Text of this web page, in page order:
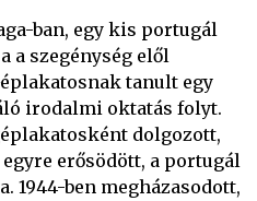
ban, egy kis portugál
a szegénység elől
tanult egy
irodalmi oktatás folyt.
dolgozott,
erősödött, a portugál
1944-ben megházasodott,